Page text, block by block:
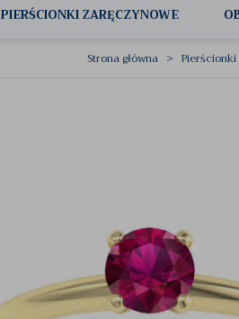
PIERŚCIONKI ZARĘCZYNOWE
Strona główna